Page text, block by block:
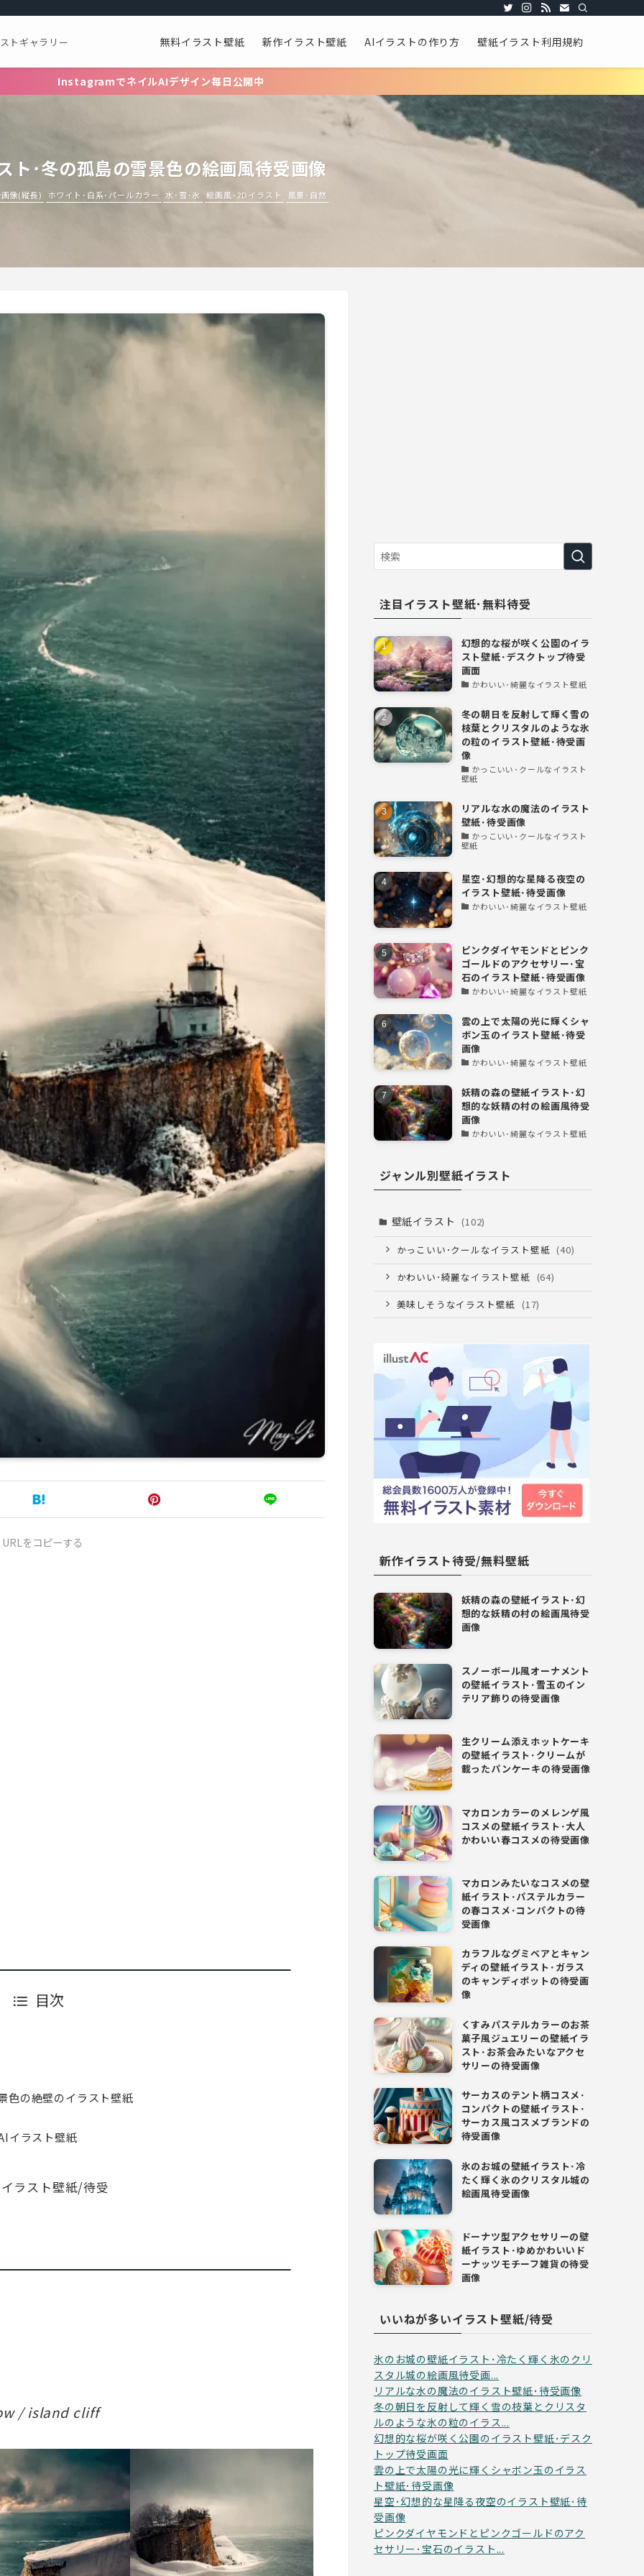
トギャラリー 無料イラスト壁紙 新作イラスト壁紙 AIイラストの作り方 壁紙イラスト利用規約
InstagramでネイルAIデザイン毎日公開中
ト･冬の孤島の雪景色の絵画風待受画像
像(縦長) ホワイト･白系･パールカラー 水･雪･氷 絵画風･2Dイラスト 風景･自然
URLをコピーする
目次
色の絶壁のイラスト壁紙
イラスト壁紙
ラスト壁紙/待受
/ island cliff
注目イラスト壁紙･無料待受
幻想的な桜が咲く公園のイラ
スト壁紙･デスクトップ待受
画面
かわいい･綺麗なイラスト壁紙
冬の朝日を反射して輝く雪の
枝葉とクリスタルのような氷
の粒のイラスト壁紙･待受画
像
かっこいい･クールなイラスト
壁紙
リアルな水の魔法のイラスト
壁紙･待受画像
かっこいい･クールなイラスト
壁紙
星空･幻想的な星降る夜空の
イラスト壁紙･待受画像
かわいい･綺麗なイラスト壁紙
ピンクダイヤモンドとピンク
ゴールドのアクセサリー･宝
石のイラスト壁紙･待受画像
かわいい･綺麗なイラスト壁紙
雲の上で太陽の光に輝くシャ
ボン玉のイラスト壁紙･待受
画像
かわいい･綺麗なイラスト壁紙
妖精の森の壁紙イラスト･幻
想的な妖精の村の絵画風待受
画像
かわいい･綺麗なイラスト壁紙
ジャンル別壁紙イラスト
壁紙イラスト (102)
かっこいい･クールなイラスト壁紙 (40)
かわいい･綺麗なイラスト壁紙 (64)
美味しそうなイラスト壁紙 (17)
新作イラスト待受/無料壁紙
妖精の森の壁紙イラスト･幻
想的な妖精の村の絵画風待受
画像
スノーボール風オーナメント
の壁紙イラスト･雪玉のイン
テリア飾りの待受画像
生クリーム添えホットケーキ
の壁紙イラスト･クリームが
載ったパンケーキの待受画像
マカロンカラーのメレンゲ風
コスメの壁紙イラスト･大人
かわいい春コスメの待受画像
マカロンみたいなコスメの壁
紙イラスト･パステルカラー
の春コスメ･コンパクトの待
受画像
カラフルなグミベアとキャン
ディの壁紙イラスト･ガラス
のキャンディポットの待受画
像
くすみパステルカラーのお茶
菓子風ジュエリーの壁紙イラ
スト･お茶会みたいなアクセ
サリーの待受画像
サーカスのテント柄コスメ･
コンパクトの壁紙イラスト･
サーカス風コスメブランドの
待受画像
氷のお城の壁紙イラスト･冷
たく輝く氷のクリスタル城の
絵画風待受画像
ドーナツ型アクセサリーの壁
紙イラスト･ゆめかわいいド
ーナッツモチーフ雑貨の待受
画像
いいねが多いイラスト壁紙/待受
氷のお城の壁紙イラスト･冷たく輝く氷のクリ
スタル城の絵画風待受画...
リアルな水の魔法のイラスト壁紙･待受画像
冬の朝日を反射して輝く雪の枝葉とクリスタ
ルのような氷の粒のイラス...
幻想的な桜が咲く公園のイラスト壁紙･デスク
トップ待受画面
雲の上で太陽の光に輝くシャボン玉のイラス
ト壁紙･待受画像
星空･幻想的な星降る夜空のイラスト壁紙･待
受画像
ピンクダイヤモンドとピンクゴールドのアク
セサリー･宝石のイラスト...